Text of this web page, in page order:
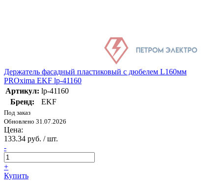
Держатель фасадный пластиковый с дюбелем L160мм
PROxima EKF lp-41160
Артикул: lp-41160
Бренд:
EKF
Под заказ
Обновлено 31.07.2026
Цена:
133.34 руб. / шт.
-
+
Купить